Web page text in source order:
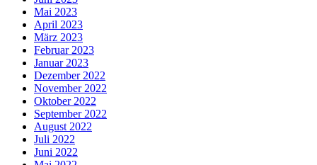
Mai 2023
April 2023
März 2023
Februar 2023
Januar 2023
Dezember 2022
November 2022
Oktober 2022
September 2022
August 2022
Juli 2022
Juni 2022